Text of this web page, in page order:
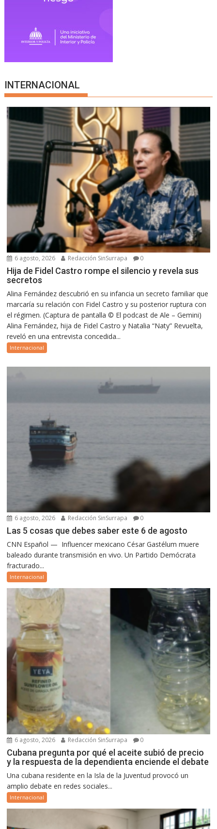
INTERNACIONAL
6 agosto, 2026 Redacción SinSurrapa 0
Hija de Fidel Castro rompe el silencio y revela sus
secretos
Alina Fernández descubrió en su infancia un secreto familiar que
marcaría su relación con Fidel Castro y su posterior ruptura con
el régimen. (Captura de pantalla © El podcast de Ale – Gemini)
Alina Fernández, hija de Fidel Castro y Natalia “Naty” Revuelta,
reveló en una entrevista concedida...
Internacional
6 agosto, 2026 Redacción SinSurrapa 0
Las 5 cosas que debes saber este 6 de agosto
CNN Español — Influencer mexicano César Gastélum muere
baleado durante transmisión en vivo. Un Partido Demócrata
fracturado...
Internacional
6 agosto, 2026 Redacción SinSurrapa 0
Cubana pregunta por qué el aceite subió de precio
y la respuesta de la dependienta enciende el debate
Una cubana residente en la Isla de la Juventud provocó un
amplio debate en redes sociales...
Internacional